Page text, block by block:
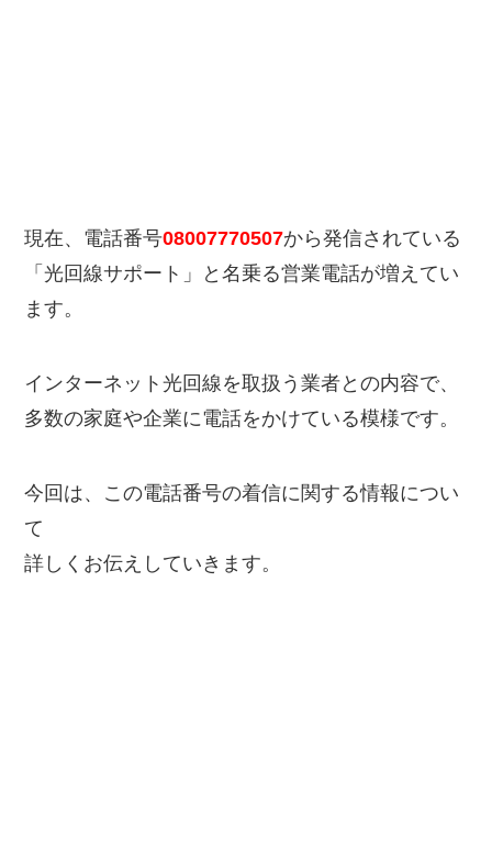
現在、電話番号08007770507から発信されている
「光回線サポート」と名乗る営業電話が増えてい
ます。
インターネット光回線を取扱う業者との内容で、
多数の家庭や企業に電話をかけている模様です。
今回は、この電話番号の着信に関する情報につい
て
詳しくお伝えしていきます。